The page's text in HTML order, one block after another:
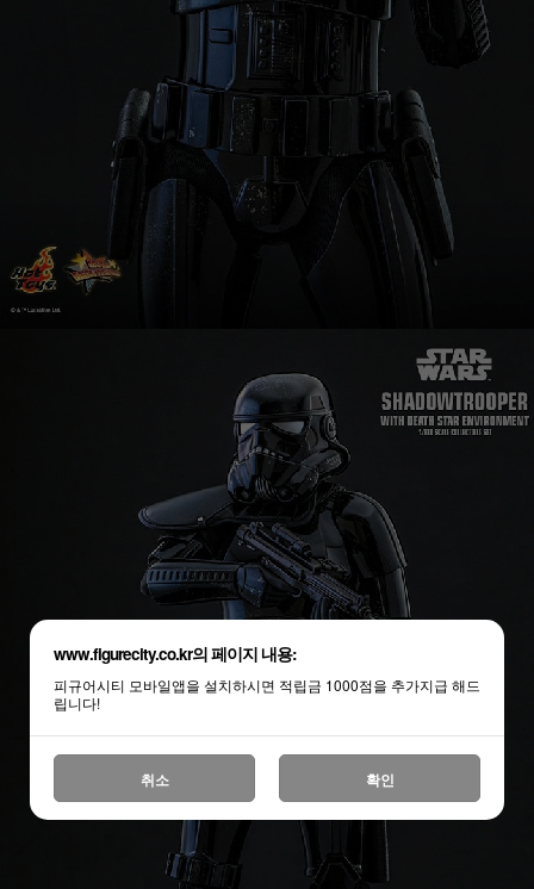
www.figurecity.co.kr의 페이지 내용:
피규어시티 모바일앱을 설치하시면 적립금 1000점을 추가지급 해드
립니다!
취소 확인